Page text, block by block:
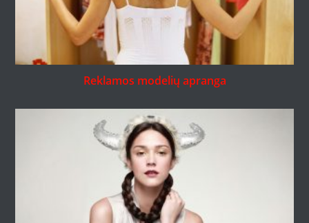
Reklamos modelių apranga